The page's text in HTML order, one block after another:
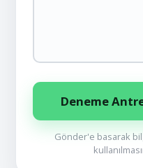
Deneme
Gönder'e basarak